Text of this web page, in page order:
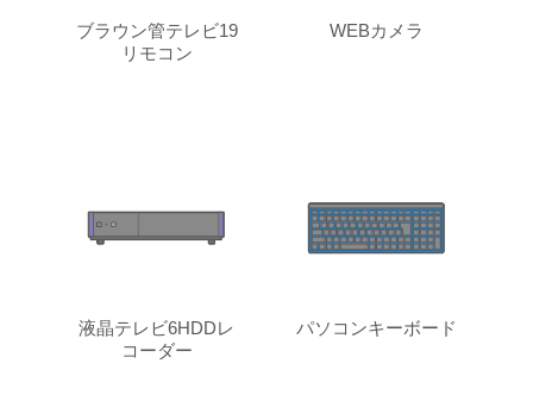
ブラウン管テレビ19
リモコン
WEBカメラ
液晶テレビ6HDDレ
コーダー
パソコンキーボード